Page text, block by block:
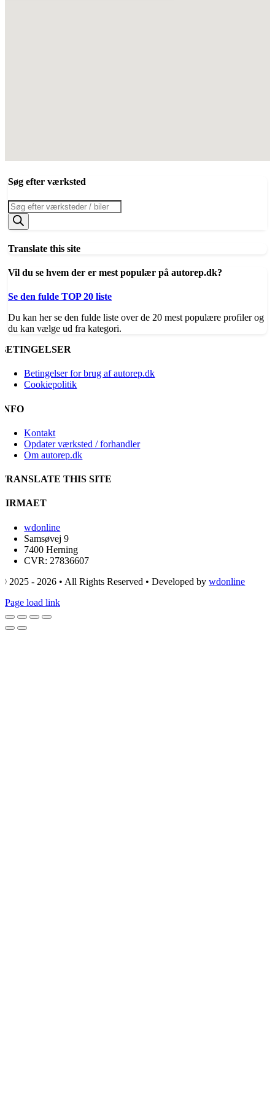
Søg efter værksted
Products
search
Translate this site
Vil du se hvem der er mest populær på autorep.dk?
Se den fulde TOP 20 liste
Du kan her se den fulde liste over de 20 mest populære profiler og
du kan vælge ud fra kategori.
BETINGELSER
Betingelser for brug af autorep.dk
Cookiepolitik
INFO
Kontakt
Opdater værksted / forhandler
Om autorep.dk
TRANSLATE THIS SITE
FIRMAET
wdonline
Samsøvej 9
7400 Herning
CVR: 27836607
© 2025 - 2026 • All Rights Reserved • Developed bywdonline
Page load link